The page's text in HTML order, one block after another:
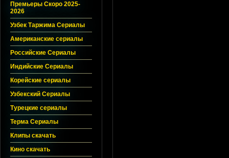
Премьеры Скоро 2025-
2026
Узбек Таржима Сериалы
Американские сериалы
Российские Сериалы
Индийские Сериалы
Корейские сериалы
Узбекский Сериалы
Турецкие сериалы
Терма Сериалы
Клипы скачать
Кино скачать